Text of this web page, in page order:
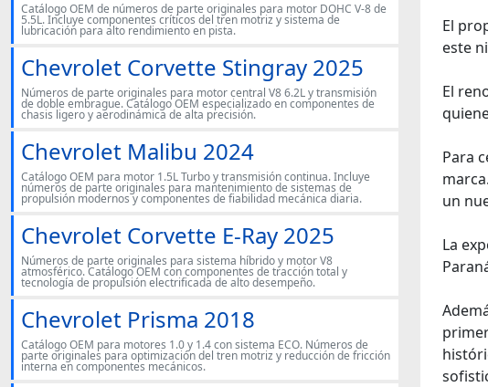
El
este
El
Para
un
La
Catálogo OEM de números de parte originales para motor DOHC V-8 de
5.5L. Incluye componentes críticos del tren motriz y sistema de
lubricación para alto rendimiento en pista.
Chevrolet Corvette Stingray 2025
Números de parte originales para motor central V8 6.2L y transmisión
de doble embrague. Catálogo OEM especializado en componentes de
chasis ligero y aerodinámica de alta precisión.
Chevrolet Malibu 2024
Catálogo OEM para motor 1.5L Turbo y transmisión continua. Incluye
números de parte originales para mantenimiento de sistemas de
propulsión modernos y componentes de fiabilidad mecánica diaria.
Chevrolet Corvette E-Ray 2025
Números de parte originales para sistema híbrido y motor V8
atmosférico. Catálogo OEM con componentes de tracción total y
tecnología de propulsión electrificada de alto desempeño.
Chevrolet Prisma 2018
Catálogo OEM para motores 1.0 y 1.4 con sistema ECO. Números de
parte originales para optimización del tren motriz y reducción de fricción
interna en componentes mecánicos.